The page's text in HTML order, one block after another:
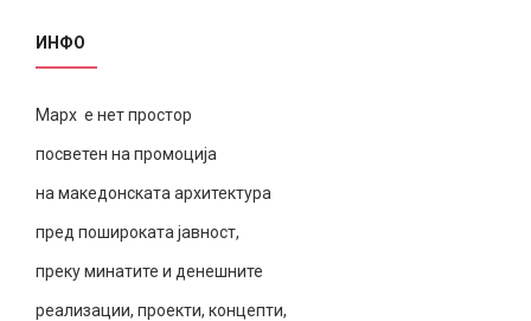
ИНФО
Марх е нет простор
посветен на промоција
на македонската архитектура
пред пошироката јавност,
преку минатите и денешните
реализации, проекти, концепти,